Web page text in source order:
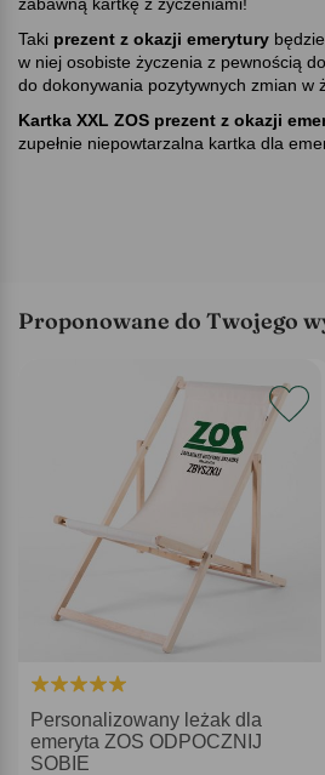
Taki prezent z okazji emerytury
w niej osobiste życzenia z pewnością
do dokonywania pozytywnych zmian w
Kartka XXL ZOS prezent z okazji
zupełnie niepowtarzalna kartka dla
Proponowane do Twojego
Personalizowany leżak dla
emeryta ZOS ODPOCZNIJ
SOBIE